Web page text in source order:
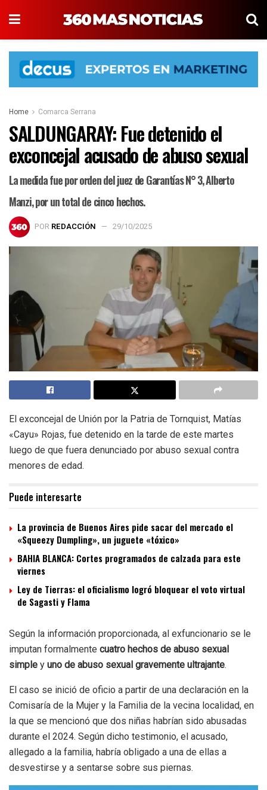
Home Comarca Serrana
SALDUNGARAY: Fue detenido el
exconcejal acusado de abuso sexual
La medida fue por orden del juez de Garantías N° 3, Alberto
Manzi, por un total de cinco hechos.
POR REDACCIÓN 29/10/2025
El exconcejal de Unión por la Patria de Tornquist, Matías
«Cayu» Rojas, fue detenido en la tarde de este martes
luego de que fuera denunciado por abuso sexual contra
menores de edad.
Puede interesarte
La provincia de Buenos Aires pide sacar del mercado el
«Squeezy Dumpling», un juguete «tóxico»
BAHIA BLANCA: Cortes programados de calzada para este
viernes
Ley de Tierras: el oficialismo logró bloquear el voto virtual
de Sagasti y Flama
Según la información proporcionada, al exfuncionario se le
imputan formalmente cuatro hechos de abuso sexual
simple y uno de abuso sexual gravemente ultrajante.
El caso se inició de oficio a partir de una declaración en la
Comisaría de la Mujer y la Familia de la vecina localidad, en
la que se mencionó que dos niñas habrían sido abusadas
durante el 2024. Según dicho testimonio, el acusado,
allegado a la familia, habría obligado a una de ellas a
desvestirse y a sentarse sobre sus piernas.